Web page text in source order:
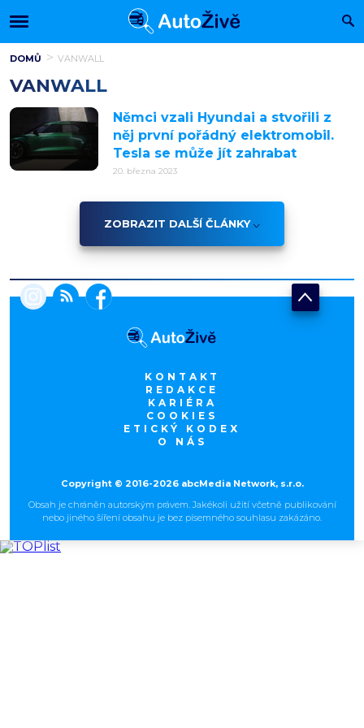
DOMŮ VANWALL
VANWALL
Němci vzali Hyundai a stvořili z
něj první pořádný elektromobil.
Tesla se může jít zahrabat
20. března 2023
ZOBRAZIT DALŠÍ ČLÁNKY
KONTAKT
REDAKCE
KARIÉRA
COOKIES
ETICKÝ KODEX
O NÁS
Copyright © 2016-2026 abcMedia Network, s.r.o.
Obsah je chráněn autorským právem. Jakékoli užití včetně publikování
nebo jiného šíření obsahu je bez písemného souhlasu zakázáno.